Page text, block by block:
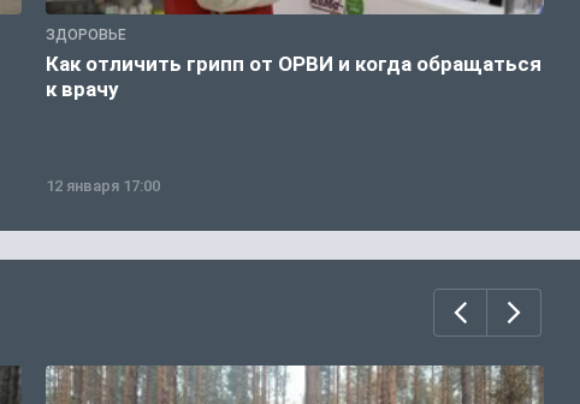
ЗДОРОВЬЕ
Как отличить грипп от ОРВИ и когда обращаться
к врачу
12 января 17:00